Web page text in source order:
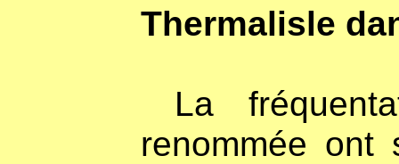
Thermalisle
La
renommée ont